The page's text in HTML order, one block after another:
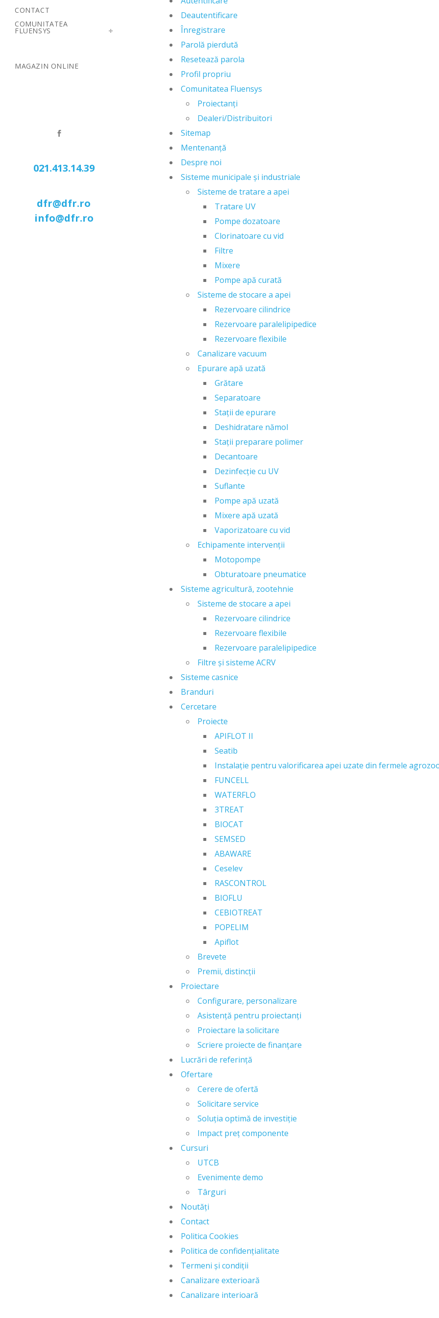
CONTACT
COMUNITATEA
FLUENSYS
MAGAZIN ONLINE
021.413.14.39
dfr@dfr.ro
info@dfr.ro
Deautentificare
Înregistrare
Parolă pierdută
Resetează parola
Profil propriu
Comunitatea Fluensys
Proiectanți
Dealeri/Distribuitori
Sitemap
Mentenanță
Despre noi
Sisteme municipale și industriale
Sisteme de tratare a apei
Tratare UV
Pompe dozatoare
Clorinatoare cu vid
Filtre
Mixere
Pompe apă curată
Sisteme de stocare a apei
Rezervoare cilindrice
Rezervoare paralelipipedice
Rezervoare flexibile
Canalizare vacuum
Epurare apă uzată
Grătare
Separatoare
Stații de epurare
Deshidratare nămol
Stații preparare polimer
Decantoare
Dezinfecție cu UV
Suflante
Pompe apă uzată
Mixere apă uzată
Vaporizatoare cu vid
Echipamente intervenții
Motopompe
Obturatoare pneumatice
Sisteme agricultură, zootehnie
Sisteme de stocare a apei
Rezervoare cilindrice
Rezervoare flexibile
Rezervoare paralelipipedice
Filtre și sisteme ACRV
Sisteme casnice
Branduri
Cercetare
Proiecte
APIFLOT II
Seatib
Instalație pentru valorificarea apei uzate din fermele
FUNCELL
WATERFLO
3TREAT
BIOCAT
SEMSED
ABAWARE
Ceselev
RASCONTROL
BIOFLU
CEBIOTREAT
POPELIM
Apiflot
Brevete
Premii, distincții
Proiectare
Configurare, personalizare
Asistență pentru proiectanți
Proiectare la solicitare
Scriere proiecte de finanțare
Lucrări de referință
Ofertare
Cerere de ofertă
Solicitare service
Soluția optimă de investiție
Impact preț componente
Cursuri
UTCB
Evenimente demo
Târguri
Noutăți
Contact
Politica Cookies
Politica de confidențialitate
Termeni și condiții
Canalizare exterioară
Canalizare interioară